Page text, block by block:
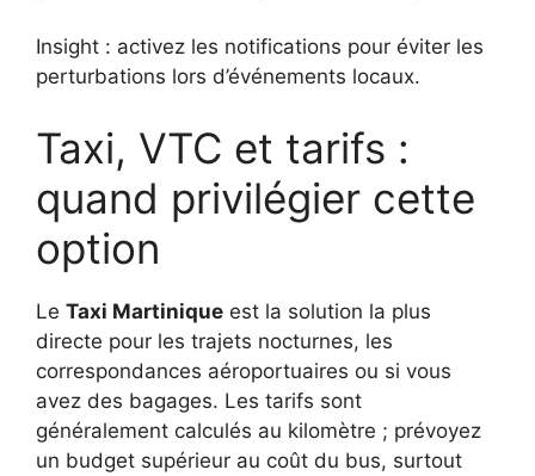
Insight : activez les notifications pour éviter les
perturbations lors d’événements locaux.
Taxi, VTC et tarifs :
quand privilégier cette
option
Le Taxi Martinique est la solution la plus
directe pour les trajets nocturnes, les
correspondances aéroportuaires ou si vous
avez des bagages. Les tarifs sont
généralement calculés au kilomètre ; prévoyez
un budget supérieur au coût du bus, surtout